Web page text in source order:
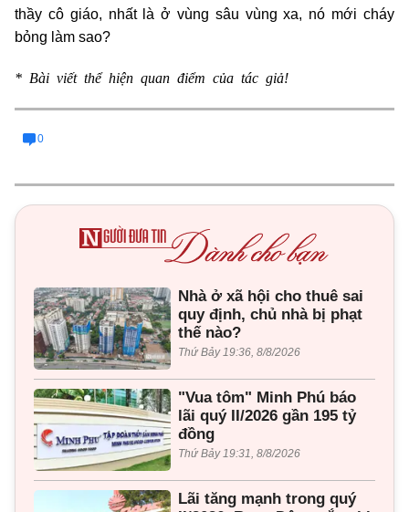
thầy cô giáo, nhất là ở vùng sâu vùng xa, nó mới cháy
bỏng làm sao?
* Bài viết thể hiện quan điểm của tác giả!
0
Nhà ở xã hội cho thuê sai
quy định, chủ nhà bị phạt
thế nào?
Thứ Bảy 19:36, 8/8/2026
"Vua tôm" Minh Phú báo
lãi quý II/2026 gần 195 tỷ
đồng
Thứ Bảy 19:31, 8/8/2026
Lãi tăng mạnh trong quý